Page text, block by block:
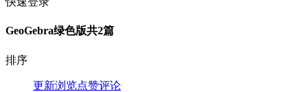
GeoGebra绿色版共2篇
排序
更新浏览点赞评论